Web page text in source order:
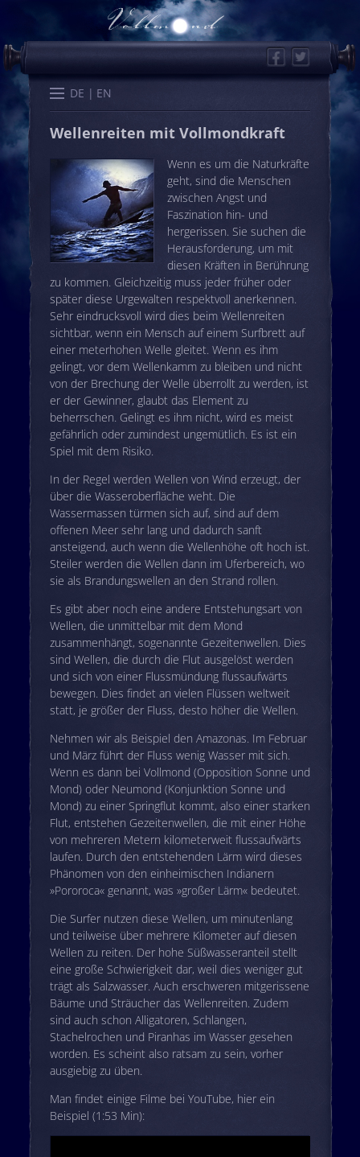
FacebookTwitter
DE EN
Start Kalender Karten
Wellenreiten mit Vollmondkraft
Wenn es um die Naturkräfte
geht, sind die Menschen
zwischen Angst und
Faszination hin- und
hergerissen. Sie suchen die
Herausforderung, um mit
diesen Kräften in Berührung
zu kommen. Gleichzeitig muss jeder früher oder
später diese Urgewalten respektvoll anerkennen.
Sehr eindrucksvoll wird dies beim Wellenreiten
sichtbar, wenn ein Mensch auf einem Surfbrett auf
einer meterhohen Welle gleitet. Wenn es ihm
gelingt, vor dem Wellenkamm zu bleiben und nicht
von der Brechung der Welle überrollt zu werden, ist
er der Gewinner, glaubt das Element zu
beherrschen. Gelingt es ihm nicht, wird es meist
gefährlich oder zumindest ungemütlich. Es ist ein
Spiel mit dem Risiko.
In der Regel werden Wellen von Wind erzeugt, der
über die Wasseroberfläche weht. Die
Wassermassen türmen sich auf, sind auf dem
offenen Meer sehr lang und dadurch sanft
ansteigend, auch wenn die Wellenhöhe oft hoch ist.
Steiler werden die Wellen dann im Uferbereich, wo
sie als Brandungswellen an den Strand rollen.
Es gibt aber noch eine andere Entstehungsart von
Wellen, die unmittelbar mit dem Mond
zusammenhängt, sogenannte Gezeitenwellen. Dies
sind Wellen, die durch die Flut ausgelöst werden
und sich von einer Flussmündung flussaufwärts
bewegen. Dies findet an vielen Flüssen weltweit
statt, je größer der Fluss, desto höher die Wellen.
Nehmen wir als Beispiel den Amazonas. Im Februar
und März führt der Fluss wenig Wasser mit sich.
Wenn es dann bei Vollmond (Opposition Sonne und
Mond) oder Neumond (Konjunktion Sonne und
Mond) zu einer Springflut kommt, also einer starken
Flut, entstehen Gezeitenwellen, die mit einer Höhe
von mehreren Metern kilometerweit flussaufwärts
laufen. Durch den entstehenden Lärm wird dieses
Phänomen von den einheimischen Indianern
»Pororoca« genannt, was »großer Lärm« bedeutet.
Die Surfer nutzen diese Wellen, um minutenlang
und teilweise über mehrere Kilometer auf diesen
Wellen zu reiten. Der hohe Süßwasseranteil stellt
eine große Schwierigkeit dar, weil dies weniger gut
trägt als Salzwasser. Auch erschweren mitgerissene
Bäume und Sträucher das Wellenreiten. Zudem
sind auch schon Alligatoren, Schlangen,
Stachelrochen und Piranhas im Wasser gesehen
worden. Es scheint also ratsam zu sein, vorher
ausgiebig zu üben.
Man findet einige Filme bei YouTube, hier ein
Beispiel (1:53 Min):